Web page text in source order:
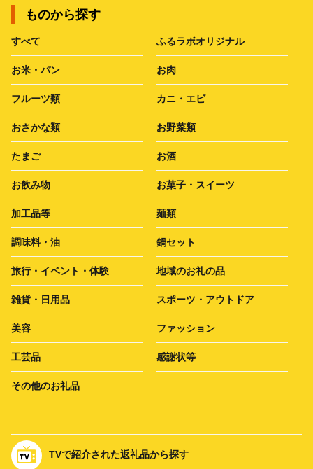
ものから探す
すべて ふるラボオリジナル
お米・パン お肉
フルーツ類 カニ・エビ
おさかな類 お野菜類
たまご お酒
お飲み物 お菓子・スイーツ
加工品等 麺類
調味料・油 鍋セット
旅行・イベント・体験 地域のお礼の品
雑貨・日用品 スポーツ・アウトドア
美容 ファッション
工芸品 感謝状等
その他のお礼品
TVで紹介された返礼品から探す